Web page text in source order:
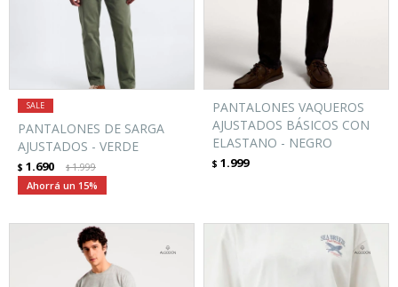
PANTALONES DE SARGA
AJUSTADOS - VERDE
$ 1.690 $1.999
15
PANTALONES VAQUEROS
AJUSTADOS BÁSICOS CON
ELASTANO - NEGRO
$ 1.999